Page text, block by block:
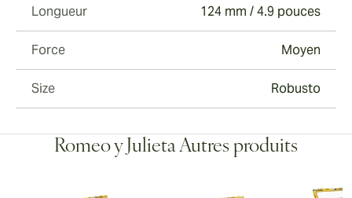
Longueur 124 mm / 4.9 pouces
Force Moyen
Size Robusto
Romeo y Julieta Autres produits